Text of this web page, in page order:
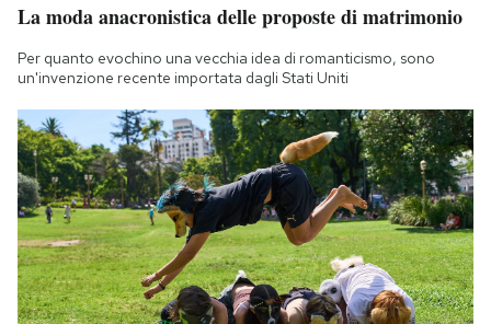
La moda anacronistica delle proposte di matrimonio
Per quanto evochino una vecchia idea di romanticismo, sono
un'invenzione recente importata dagli Stati Uniti